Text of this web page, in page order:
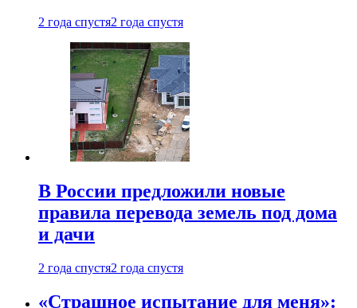
2 года спустя2 года спустя
В России предложили новые
правила перевода земель под дома
и дачи
2 года спустя2 года спустя
«Страшное испытание для меня»: